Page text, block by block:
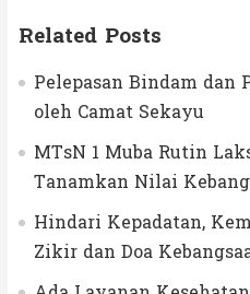
Related Posts
Pelepasan Bindam dan
oleh Camat Sekayu
MTsN 1 Muba Rutin
Tanamkan Nilai
Hindari Kepadatan,
Zikir dan Doa